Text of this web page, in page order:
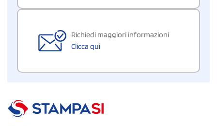
Richiedi maggiori informazioni
Clicca qui